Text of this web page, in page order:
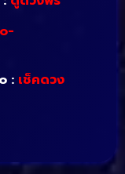
: เช็คดวง